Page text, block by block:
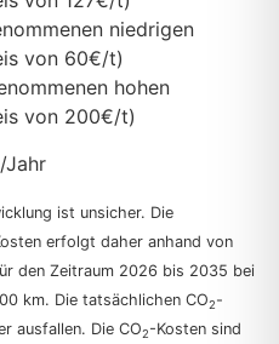
niedrigen
von 60€/t)
hohen
von 200€/t)
Jahr
ist unsicher. Die
erfolgt daher anhand von
den Zeitraum 2026 bis 2035 bei
km. Die tatsächlichen CO2-
ausfallen. Die CO2-Kosten sind